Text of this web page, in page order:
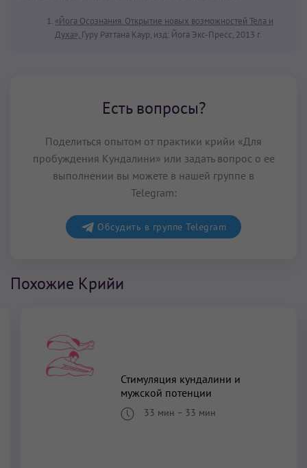
«Йога Осознания. Открытие новых возможностей Тела и
Духа», Гуру Раттана Каур, изд: Йога Экс-Пресс, 2013 г.
Есть вопросы?
Поделиться опытом от практики крийи «Для
пробуждения Кундалини» или задать вопрос о ее
выполнении вы можете в нашей группе в
Telegram:
Обсудить в группе Telegram
Похожие Крийи
Стимуляция кундалини и
мужской потенции
33 мин – 33 мин